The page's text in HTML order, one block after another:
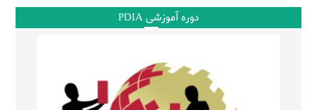
دوره آموزشی PDIA